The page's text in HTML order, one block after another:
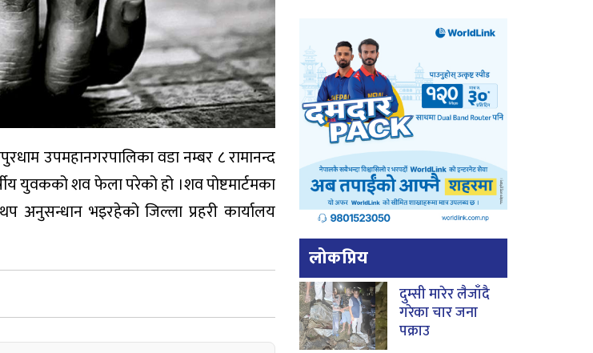
उपमहानगरपालिका वडा नम्बर ८ रामानन्द
युवकको शव फेला परेको हो ।शव पोष्टमार्टमका
अनुसन्धान भइरहेको जिल्ला प्रहरी कार्यालय
लोकप्रिय
दुम्सी मारेर लैजाँदै
गरेका चार जना
पक्राउ